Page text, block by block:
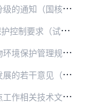
函〔2010〕207号）
检验检疫总局公告2011年第11号）
公告（环境保护部公告2011年第23号）
后勤部文件环发〔2011〕30号）
环办函〔2011〕442号）